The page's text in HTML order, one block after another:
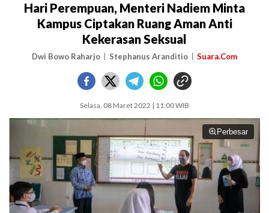
Hari Perempuan, Menteri Nadiem Minta
Kampus Ciptakan Ruang Aman Anti
Kekerasan Seksual
Dwi Bowo Raharjo Stephanus Aranditio Suara.Com
Selasa, 08 Maret 2022 | 11:00 WIB
Perbesar